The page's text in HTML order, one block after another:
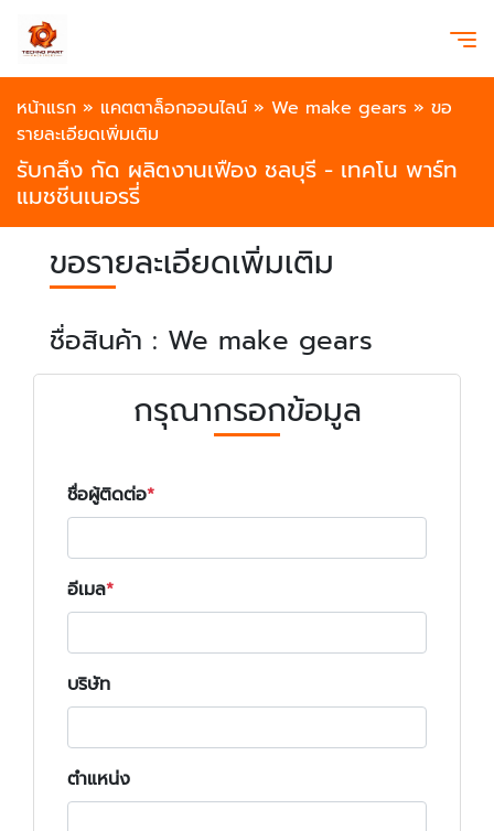
หน้าแรก » แคตตาล็อกออนไลน์ » We make gears » ขอ
รายละเอียดเพิ่มเติม
รับกลึง กัด ผลิตงานเฟือง ชลบุรี - เทคโน พาร์ท
แมชชีนเนอรรี่
ขอรายละเอียดเพิ่มเติม
ชื่อสินค้า : We make gears
กรุณากรอกข้อมูล
ชื่อผู้ติดต่อ
อีเมล
บริษัท
ตำแหน่ง